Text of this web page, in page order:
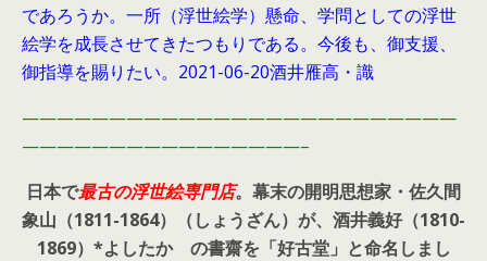
であろうか。一所（浮世絵学）懸命、学問としての浮世
絵学を成長させてきたつもりである。今後も、御支援、
御指導を賜りたい。2021-06-20酒井雁高・識
—————————————————————————
————————————————–
日本で最古の浮世絵専門店。幕末の開明思想家・ 佐久間
象山（1811-1864）（しょうざん）が、酒井義好（1810-
1869）*よしたか の書齋を「好古堂」と命名しまし